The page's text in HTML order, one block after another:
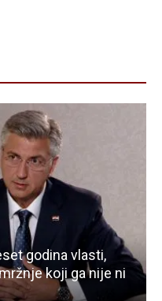
godina vlasti,
koji ga nije ni